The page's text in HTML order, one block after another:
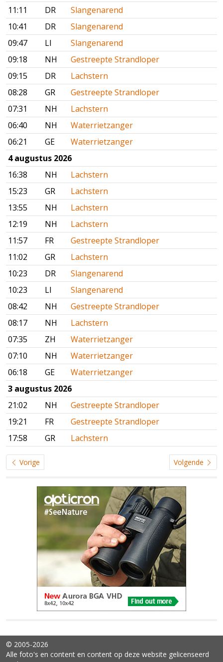
11:11
DR
Slangenarend
10:41
DR
Slangenarend
09:47
LI
Slangenarend
09:18
NH
Gestreepte Strandloper
09:15
DR
Lachstern
08:28
GR
Gestreepte Strandloper
07:31
NH
Lachstern
06:40
NH
Waterrietzanger
06:21
GE
Waterrietzanger
4 augustus 2026
16:38
NH
Lachstern
15:23
GR
Lachstern
13:55
NH
Lachstern
12:19
NH
Lachstern
11:57
FR
Gestreepte Strandloper
11:02
GR
Lachstern
10:23
DR
Slangenarend
10:23
LI
Slangenarend
08:42
NH
Gestreepte Strandloper
08:17
NH
Lachstern
07:35
ZH
Waterrietzanger
07:10
NH
Waterrietzanger
06:18
GE
Waterrietzanger
3 augustus 2026
21:02
NH
Gestreepte Strandloper
19:21
FR
Gestreepte Strandloper
17:58
GR Lachstern
Vorige Volgende
© 2005-2026
Alle foto's en content en content op deze website gelicenseerd